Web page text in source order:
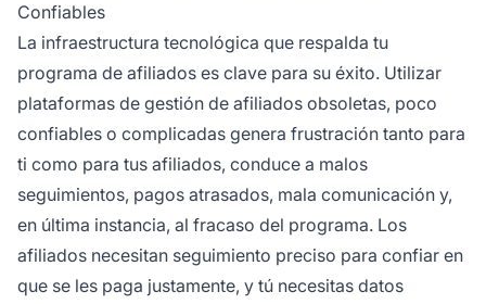
Confiables
La infraestructura tecnológica que respalda tu
programa de afiliados es clave para su éxito. Utilizar
plataformas de gestión de afiliados obsoletas, poco
confiables o complicadas genera frustración tanto para
ti como para tus afiliados, conduce a malos
seguimientos, pagos atrasados, mala comunicación y,
en última instancia, al fracaso del programa. Los
afiliados necesitan seguimiento preciso para confiar en
que se les paga justamente, y tú necesitas datos